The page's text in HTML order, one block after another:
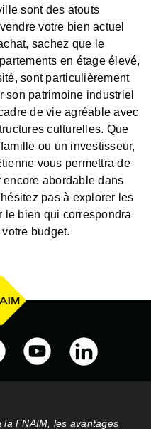
sont des atouts
votre bien actuel
sachez que le
en étage élevé,
sont particulièrement
son patrimoine industriel
de vie agréable avec
culturelles. Que
ou un investisseur,
vous permettra de
abordable dans
pas à explorer les
le bien qui correspondra
budget.
la FNAIM, les avantages